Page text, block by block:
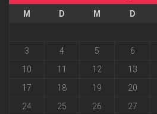
M D M D
3
4 5 6
10
11 12 13
17
18 19 20
24
25 26 27